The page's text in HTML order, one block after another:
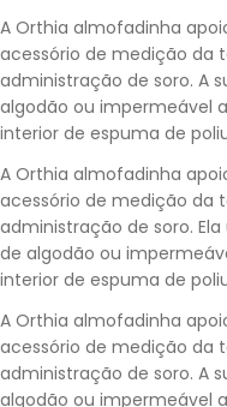
A Orthia almofadinha
acessório de medição da
administração de soro. A
algodão ou impermeável
interior de espuma de
A Orthia almofadinha
acessório de medição da
administração de soro.
de algodão ou
interior de espuma de
A Orthia almofadinha
acessório de medição da
administração de soro. A
algodão ou impermeável